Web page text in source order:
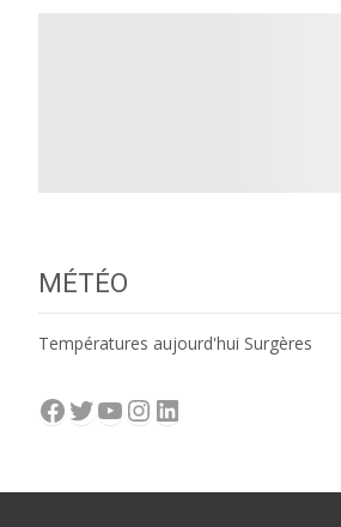
MÉTÉO
Températures aujourd'hui Surgères
Facebook
Twitter
YouTube
Instagram
LinkedIn